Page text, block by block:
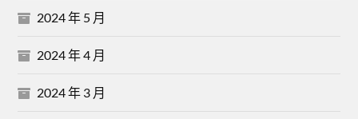
2024 年 5 月
2024 年 4 月
2024 年 3 月